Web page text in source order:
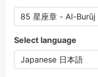
Select language